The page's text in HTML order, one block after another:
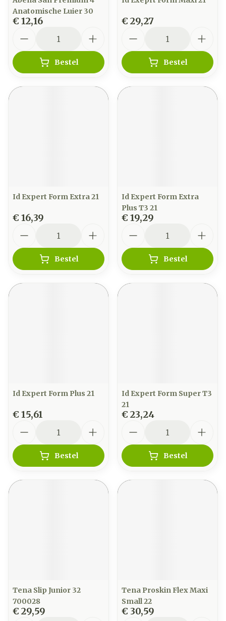
Anatomische Luier 30
€ 12,16
Bestel
€ 29,27
Bestel
Id Expert Form Extra 21
€ 16,39
Bestel
Id Expert Form Extra
Plus T3 21
€ 19,29
Bestel
Id Expert Form Plus 21
€ 15,61
Bestel
Id Expert Form Super T3
21
€ 23,24
Bestel
Tena Slip Junior 32
700028
€ 29,59
Tena Proskin Flex Maxi
Small 22
€ 30,59